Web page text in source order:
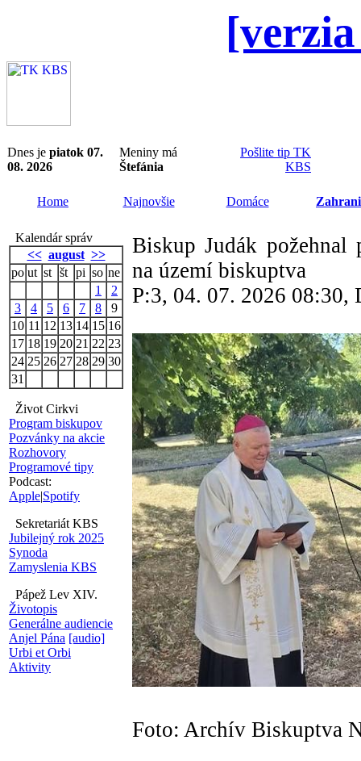
Dnes je piatok 07.
08. 2026
Meniny má
Štefánia
Pošlite tip TK
KBS
Home Najnovšie Domáce
Kalendár správ
<< august >>
po ut st št pi so ne
1
2
3
4 5 6 7 8
9
10 11 12 13 14 15 16
17 18 19 20 21 22 23
24 25 26 27 28 29 30
31
Život Cirkvi
Program biskupov
Pozvánky na akcie
Rozhovory
Programové tipy
Podcast:
Apple|Spotify
Sekretariát KBS
Jubilejný rok 2025
Synoda
Zamyslenia KBS
Pápež Lev XIV.
Životopis
Generálne audiencie
Anjel Pána [audio]
Urbi et Orbi
Aktivity
Biskup Judák
na území biskuptva
P:3, 04. 07. 2026 08:30,
Foto: Archív Biskuptva